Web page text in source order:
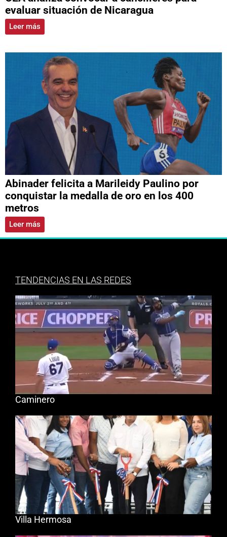
evaluar situación de Nicaragua
Leer más
Abinader felicita a Marileidy Paulino por
conquistar la medalla de oro en los 400
metros
Leer más
TENDENCIAS EN LAS REDES
Caminero
Villa Hermosa